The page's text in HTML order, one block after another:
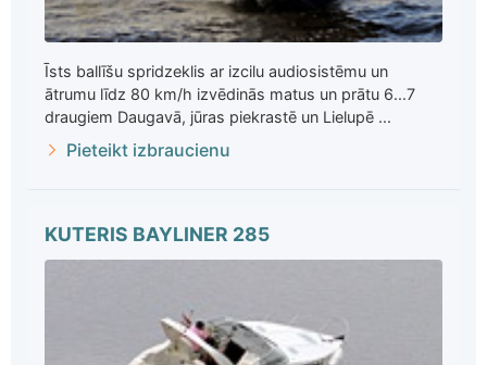
Īsts ballīšu spridzeklis ar izcilu audiosistēmu un
ātrumu līdz 80 km/h izvēdinās matus un prātu 6...7
draugiem Daugavā, jūras piekrastē un Lielupē ...
Pieteikt izbraucienu
KUTERIS BAYLINER 285